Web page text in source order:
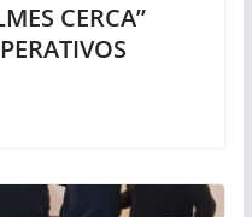
CERCA”